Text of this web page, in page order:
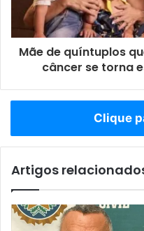
Mãe de quíntuplos
câncer se torna
Clique
Artigos